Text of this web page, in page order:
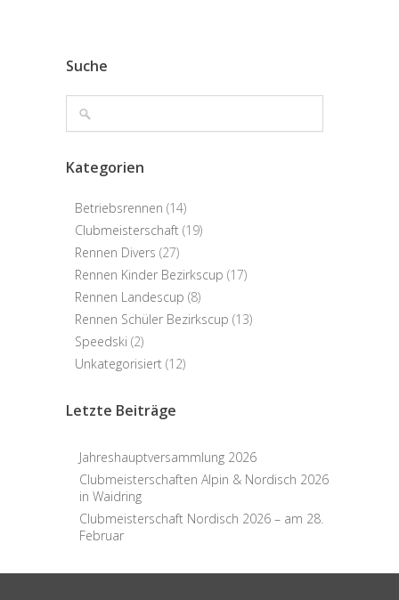
Clubmeisterschaft(19)
Rennen Divers(27)
Rennen Kinder Bezirkscup
Rennen Landescup(8)
Rennen Schüler Bezirkscup
Speedski(2)
Unkategorisiert
Clubmeisterschaften Alpin & Nordisch 2026
in Waidring
Clubmeisterschaft Nordisch 2026 – am 28.
Februar